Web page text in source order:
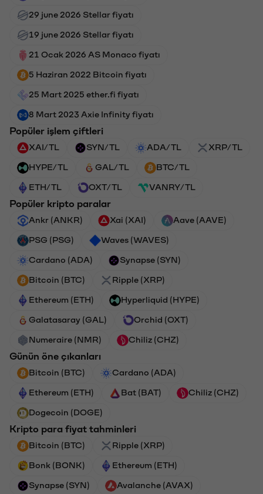
29 june 2026 Stellar fiyatı
19 june 2026 Stellar fiyatı
21 Ocak 2026 AS Monaco fiyatı
5 Haziran 2022 Bitcoin fiyatı
25 Mart 2025 ether.fi fiyatı
8 Mart 2023 Axie Infinity fiyatı
Popüler işlem çiftleri
XAI/TL SYN/TL ADA/TL XRP/TL
HYPE/TL GAL/TL BTC/TL
ETH/TL OXT/TL VANRY/TL
Popüler kripto paralar
Ankr (ANKR) Xai (XAI) Aave (AAVE)
PSG (PSG) Waves (WAVES)
Cardano (ADA) Synapse (SYN)
Bitcoin (BTC) Ripple (XRP)
Ethereum (ETH) Hyperliquid (HYPE)
Galatasaray (GAL) Orchid (OXT)
Numeraire (NMR) Chiliz (CHZ)
Günün öne çıkanları
Bitcoin (BTC) Cardano (ADA)
Ethereum (ETH) Bat (BAT) Chiliz (CHZ)
Dogecoin (DOGE)
Kripto para fiyat tahminleri
Bitcoin (BTC) Ripple (XRP)
Bonk (BONK) Ethereum (ETH)
Synapse (SYN) Avalanche (AVAX)